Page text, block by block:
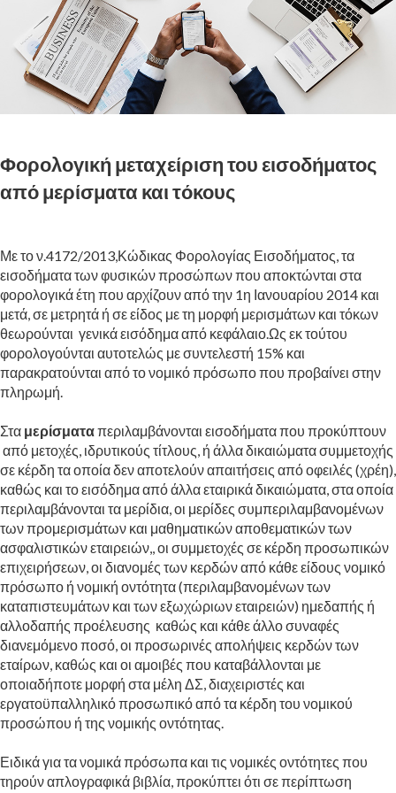
Φορολογική μεταχείριση του εισοδήματος
από μερίσματα και τόκους
Με το ν.4172/2013,Κώδικας Φορολογίας Εισοδήματος, τα
εισοδήματα των φυσικών προσώπων που αποκτώνται στα
φορολογικά έτη που αρχίζουν από την 1η Ιανουαρίου 2014 και
μετά, σε μετρητά ή σε είδος με τη μορφή μερισμάτων και τόκων
θεωρούνται γενικά εισόδημα από κεφάλαιο.Ως εκ τούτου
φορολογούνται αυτοτελώς με συντελεστή 15% και
παρακρατούνται από το νομικό πρόσωπο που προβαίνει στην
πληρωμή.
Στα μερίσματαπεριλαμβάνονται εισοδήματα που προκύπτουν
από μετοχές, ιδρυτικούς τίτλους, ή άλλα δικαιώματα συμμετοχής
σε κέρδη τα οποία δεν αποτελούν απαιτήσεις από οφειλές (χρέη),
καθώς και το εισόδημα από άλλα εταιρικά δικαιώματα, στα οποία
περιλαμβάνονται τα μερίδια, οι μερίδες συμπεριλαμβανομένων
των προμερισμάτων και μαθηματικών αποθεματικών των
ασφαλιστικών εταιρειών,, οι συμμετοχές σε κέρδη προσωπικών
επιχειρήσεων, οι διανομές των κερδών από κάθε είδους νομικό
πρόσωπο ή νομική οντότητα (περιλαμβανομένων των
καταπιστευμάτων και των εξωχώριων εταιρειών) ημεδαπής ή
αλλοδαπής προέλευσης καθώς και κάθε άλλο συναφές
διανεμόμενο ποσό, οι προσωρινές απολήψεις κερδών των
εταίρων, καθώς και οι αμοιβές που καταβάλλονται με
οποιαδήποτε μορφή στα μέλη ΔΣ, διαχειριστές και
εργατοϋπαλληλικό προσωπικό από τα κέρδη του νομικού
προσώπου ή της νομικής οντότητας.
Ειδικά για τα νομικά πρόσωπα και τις νομικές οντότητες που
τηρούν απλογραφικά βιβλία, προκύπτει ότι σε περίπτωση